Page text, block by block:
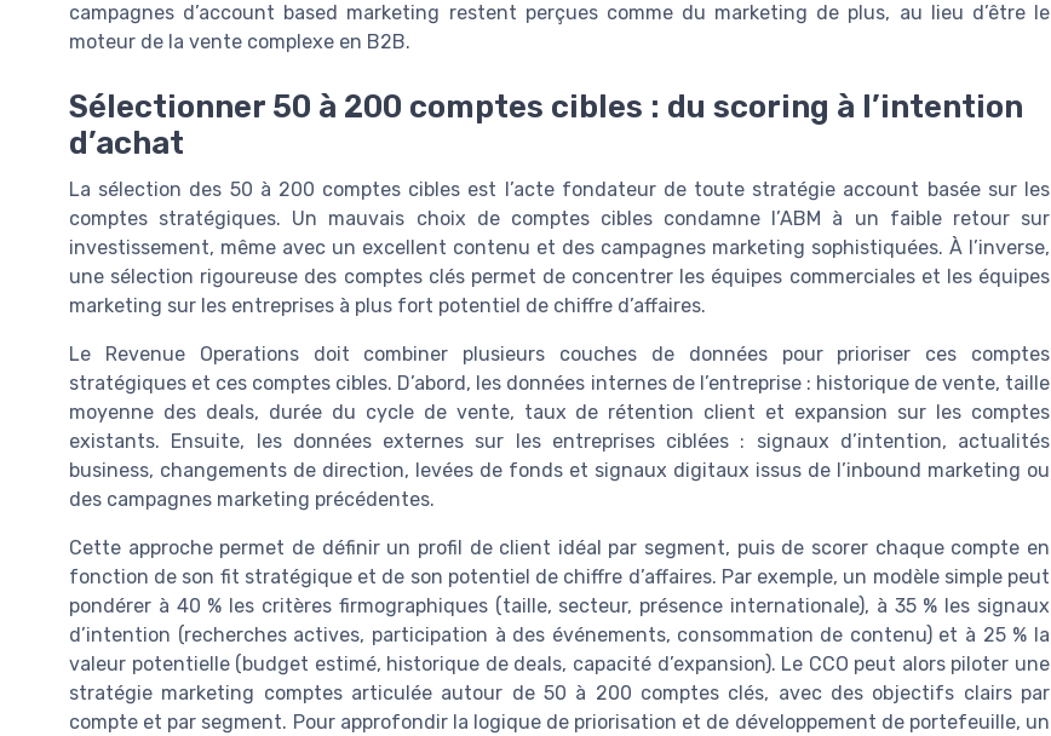
campagnes d’account based marketing restent perçues comme du marketing de plus, au lieu d’être le
moteur de la vente complexe en B2B.
Sélectionner 50 à 200 comptes cibles : du scoring à l’intention
d’achat
La sélection des 50 à 200 comptes cibles est l’acte fondateur de toute stratégie account basée sur les
comptes stratégiques. Un mauvais choix de comptes cibles condamne l’ABM à un faible retour sur
investissement, même avec un excellent contenu et des campagnes marketing sophistiquées. À l’inverse,
une sélection rigoureuse des comptes clés permet de concentrer les équipes commerciales et les équipes
marketing sur les entreprises à plus fort potentiel de chiffre d’affaires.
Le Revenue Operations doit combiner plusieurs couches de données pour prioriser ces comptes
stratégiques et ces comptes cibles. D’abord, les données internes de l’entreprise : historique de vente, taille
moyenne des deals, durée du cycle de vente, taux de rétention client et expansion sur les comptes
existants. Ensuite, les données externes sur les entreprises ciblées : signaux d’intention, actualités
business, changements de direction, levées de fonds et signaux digitaux issus de l’inbound marketing ou
des campagnes marketing précédentes.
Cette approche permet de définir un profil de client idéal par segment, puis de scorer chaque compte en
fonction de son fit stratégique et de son potentiel de chiffre d’affaires. Par exemple, un modèle simple peut
pondérer à 40 % les critères firmographiques (taille, secteur, présence internationale), à 35 % les signaux
d’intention (recherches actives, participation à des événements, consommation de contenu) et à 25 % la
valeur potentielle (budget estimé, historique de deals, capacité d’expansion). Le CCO peut alors piloter une
stratégie marketing comptes articulée autour de 50 à 200 comptes clés, avec des objectifs clairs par
compte et par segment. Pour approfondir la logique de priorisation et de développement de portefeuille, un